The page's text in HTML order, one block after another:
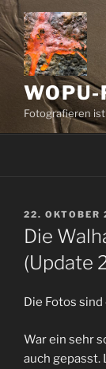
Zum
Inhalt
springen
WOPU-
Fotografieren
AM
22. OKTOBER
Die
(Update
Die Fotos sind
War ein sehr
auch gepasst.